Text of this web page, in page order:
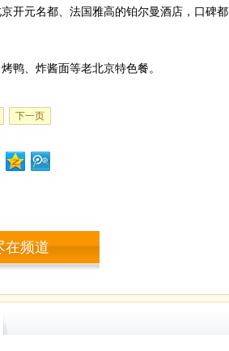
开元名都、法国雅高的铂尔曼酒店，口碑都
鸭、炸酱面等老北京特色餐。
下一页
在频道